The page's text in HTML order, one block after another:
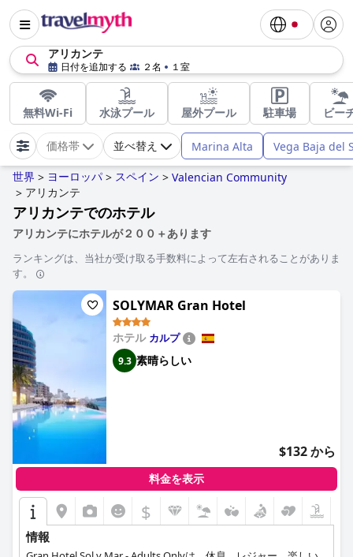
アリカンテ
日付を追加する ２名 １室
無料Wi-Fi 水泳プール 屋外プール 駐車場 ビー
価格帯 並べ替え Marina Alta Vega Baja del
世界 > ヨーロッパ > スペイン > Valencian Community
> アリカンテ
アリカンテでのホテル
アリカンテにホテルが２００＋あります
ランキングは、当社が受け取る手数料によって左右されることがありま
す。
SOLYMAR Gran Hotel
ホテル カルプ
9.3 素晴らしい
$132 から
料金を表示
$
情報